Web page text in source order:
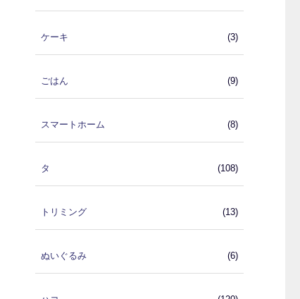
ケーキ (3)
ごはん (9)
スマートホーム (8)
タ (108)
トリミング (13)
ぬいぐるみ (6)